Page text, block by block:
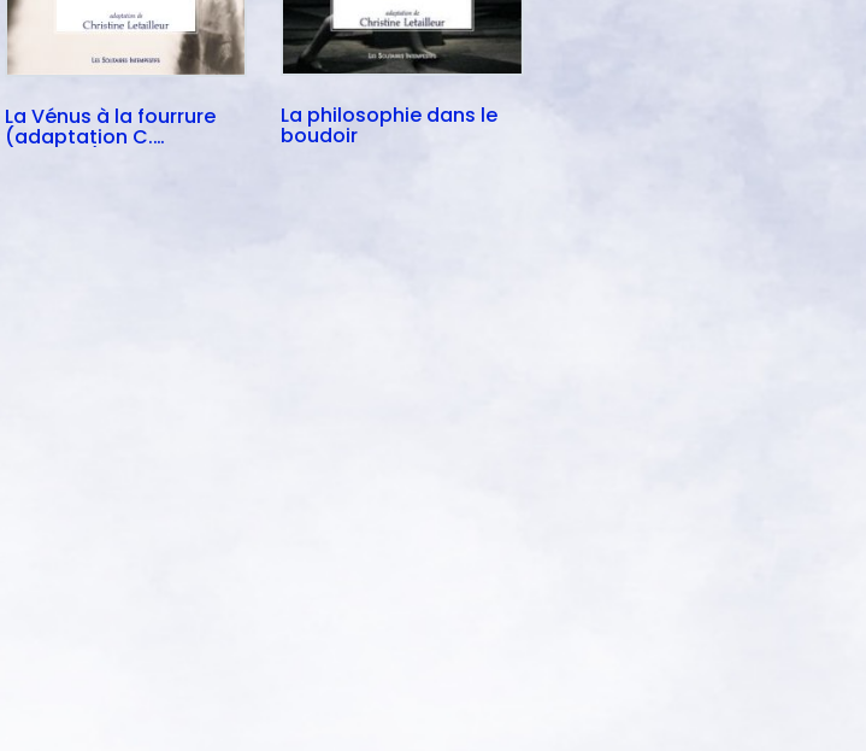
La Vénus à la fourrure
(adaptation C.
La philosophie dans le
boudoir